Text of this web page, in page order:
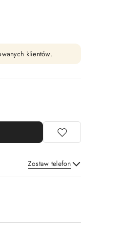
klientów.
Zostaw telefon
Wyślij